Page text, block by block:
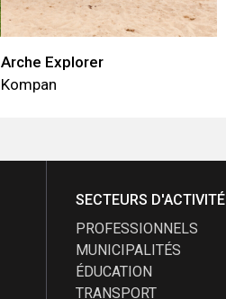
Arche Explorer
Kompan
SECTEURS D'ACTIVITÉ
PROFESSIONNELS
MUNICIPALITÉS
ÉDUCATION
TRANSPORT